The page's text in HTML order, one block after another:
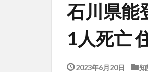
石川県能
1人死亡
2023年6月20日 知